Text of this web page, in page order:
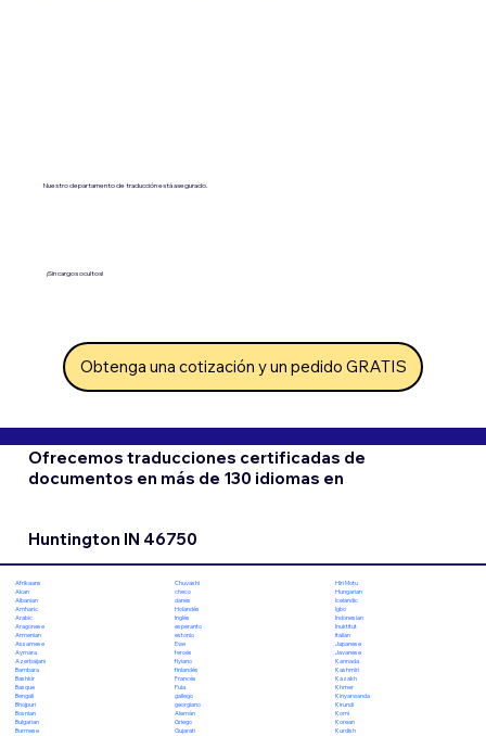
Nuestro departamento de traducción está asegurado.
¡Sin cargos ocultos!
Obtenga una cotización y un pedido GRATIS
Ofrecemos traducciones certificadas de
documentos en más de 130 idiomas en
Huntington IN 46750
Afrikaans
Akan
Albanian
Amharic
Arabic
Aragonese
Armenian
Assamese
Aymara
Azerbaijani
Bambara
Bashkir
Basque
Bengali
Bhojpuri
Bosnian
Bulgarian
Burmese
Chuvashi
checo
danés
Holandés
Inglés
esperanto
estonio
Ewe
feroés
fiyiano
finlandés
Francés
Fula
gallego
georgiano
Alemán
Griego
Gujarati
Hiri Motu
Hungarian
Icelandic
Igbo
Indonesian
Inuktitut
Italian
Japanese
Javanese
Kannada
Kashmiri
Kazakh
Khmer
Kinyarwanda
Kirundi
Komi
Korean
Kurdish